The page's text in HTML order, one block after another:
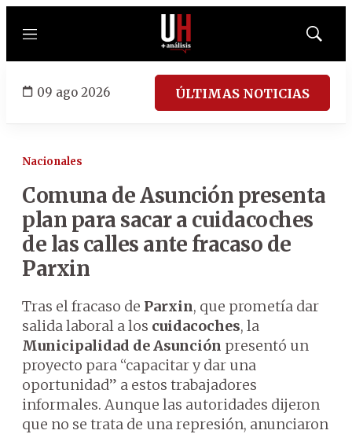
Menú
Mostrar
09 ago 2026 ÚLTIMAS NOTICIAS
Nacionales
Comuna de Asunción presenta
plan para sacar a cuidacoches
de las calles ante fracaso de
Parxin
Tras el fracaso de Parxin, que prometía dar
salida laboral a los cuidacoches, la
Municipalidad de Asunción presentó un
proyecto para “capacitar y dar una
oportunidad” a estos trabajadores
informales. Aunque las autoridades dijeron
que no se trata de una represión, anunciaron